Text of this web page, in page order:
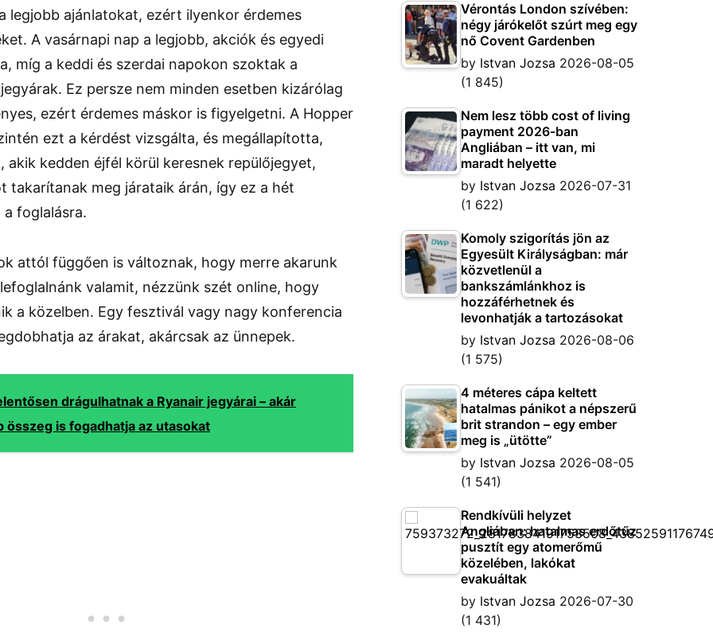
legjobb ajánlatokat, ezért ilyenkor érdemes
A vasárnapi nap a legjobb, akciók és egyedi
míg a keddi és szerdai napokon szoktak a
Ez persze nem minden esetben kizárólag
ezért érdemes máskor is figyelgetni. A Hopper
ezt a kérdést vizsgálta, és megállapította,
akik kedden éjfél körül keresnek repülőjegyet,
takarítanak meg járataik árán, így ez a hét
foglalásra.
attól függően is változnak, hogy merre akarunk
valamit, nézzünk szét online, hogy
a közelben. Egy fesztivál vagy nagy konferencia
az árakat, akárcsak az ünnepek.
drágulhatnak a Ryanair jegyárai – akár
összeg is fogadhatja az utasokat
Vérontás London szívében:
négy járókelőt szúrt meg egy
nő Covent Gardenben
by Istvan Jozsa 2026-08-05
(1 845)
Nem lesz több cost of living
payment 2026-ban
Angliában – itt van, mi
maradt helyette
by Istvan Jozsa 2026-07-31
(1 622)
Komoly szigorítás jön az
Egyesült Királyságban: már
közvetlenül a
bankszámlánkhoz is
hozzáférhetnek és
levonhatják a tartozásokat
by Istvan Jozsa 2026-08-06
(1 575)
4 méteres cápa keltett
hatalmas pánikot a népszerű
brit strandon – egy ember
meg is „ütötte”
by Istvan Jozsa 2026-08-05
(1 541)
Rendkívüli helyzet
Angliában: hatalmas erdőtűz
pusztít egy atomerőmű
közelében, lakókat
evakuáltak
by Istvan Jozsa 2026-07-30
(1 431)